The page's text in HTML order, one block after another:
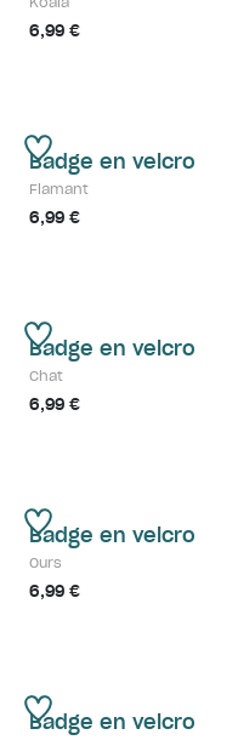
6,99 €
Badge en velcro
Flamant
6,99 €
Badge en velcro
Chat
6,99 €
Badge en velcro
Ours
6,99 €
Badge en velcro